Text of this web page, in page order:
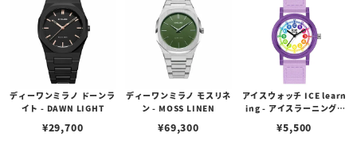
ディーワンミラノ ドーンラ
イト - DAWN LIGHT
¥29,700
ディーワンミラノ モスリネ
ン - MOSS LINEN
¥69,300
アイスウォッチ ICE learn
ing - アイスラーニング -
ール）
¥5,500